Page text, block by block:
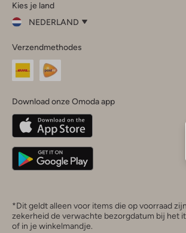
InstagramFacebook
Kies je land
NEDERLAND
je
land
Nederland
Belgique(Français)
Deutschland
Verzendmethodes
Download onze Omoda app
*Dit geldt alleen voor items die op voorraad
zekerheid de verwachte bezorgdatum bij het
of in je winkelmandje.